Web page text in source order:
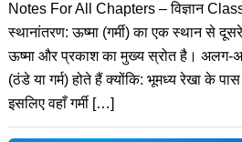
Notes For All Chapters – विज्ञान
स्थानांतरण: ऊष्मा (गर्मी) का एक स्थान से
ऊष्मा और प्रकाश का मुख्य स्रोत है। अलग-
(ठंडे या गर्म) होते हैं क्योंकि: भूमध्य रेखा के
इसलिए वहाँ गर्मी […]